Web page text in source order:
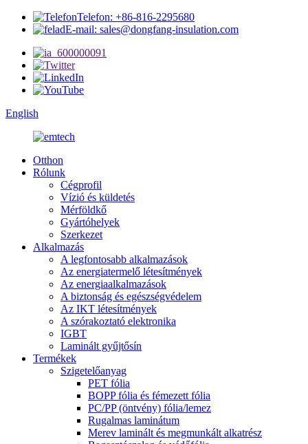
Telefon: +86-816-2295680
E-mail: sales@dongfang-insulation.com
English
Otthon
Rólunk
Cégprofil
Vízió és küldetés
Mérföldkő
Gyártóhelyek
Szerkezet
Alkalmazás
A legfontosabb alkalmazások
Az energiatermelő létesítmények
Az energiaalkalmazások
A biztonság és egészségvédelem
Az IKT létesítmények
A szórakoztató elektronika
IGBT
Laminált gyűjtősín
Termékek
Szigetelőanyag
PET fólia
BOPP fólia és fémezett fólia
PC/PP (öntvény) fólia/lemez
Rugalmas laminátum
Merev laminált és megmunkált alkatrész